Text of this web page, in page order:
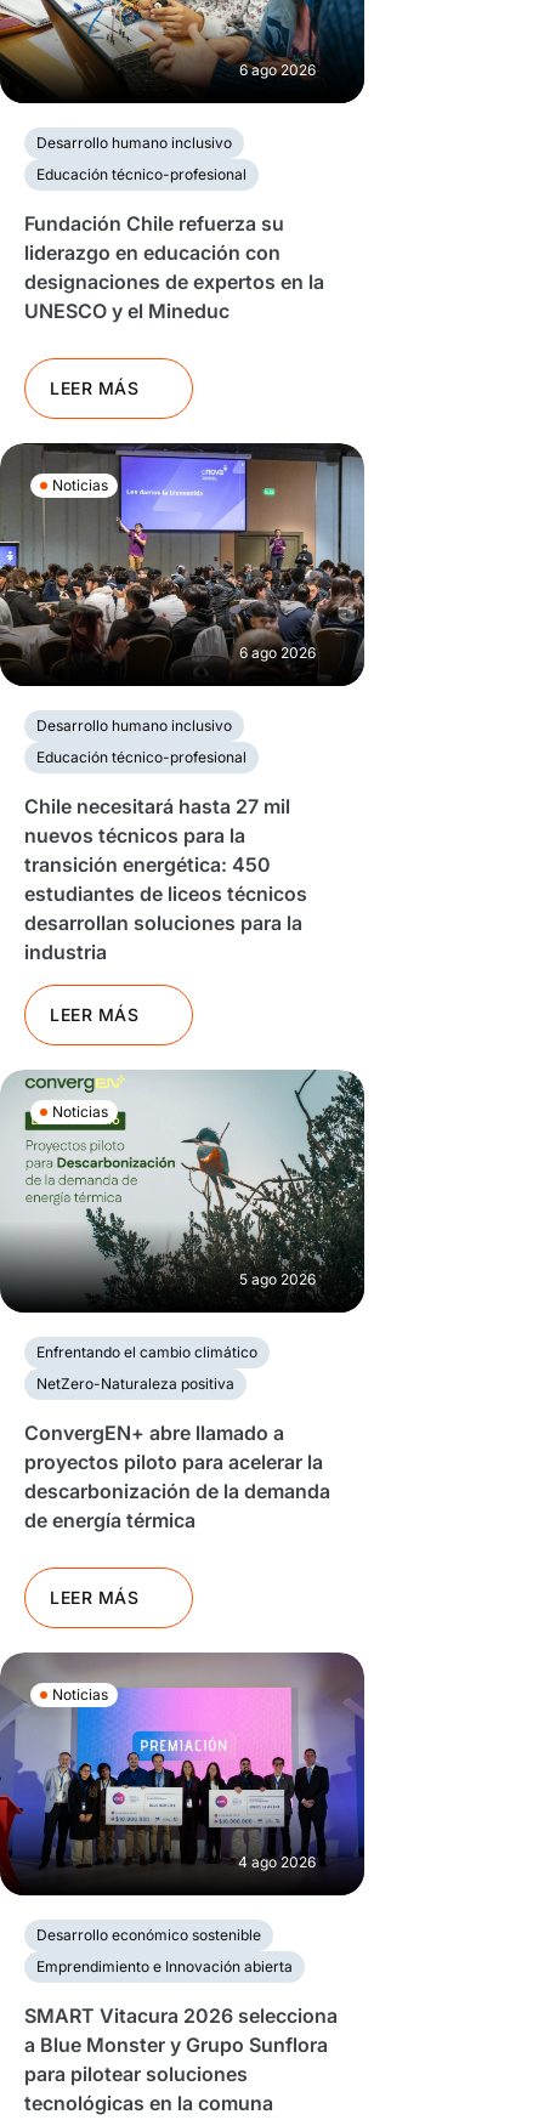
6 ago 2026
Desarrollo humano inclusivo
Educación técnico-profesional
Fundación Chile refuerza su
liderazgo en educación con
designaciones de expertos en la
UNESCO y el Mineduc
LEER MÁS
Noticias
6 ago 2026
Desarrollo humano inclusivo
Educación técnico-profesional
Chile necesitará hasta 27 mil
nuevos técnicos para la
transición energética: 450
estudiantes de liceos técnicos
desarrollan soluciones para la
industria
LEER MÁS
Noticias
5 ago 2026
Enfrentando el cambio climático
NetZero-Naturaleza positiva
ConvergEN+ abre llamado a
proyectos piloto para acelerar la
descarbonización de la demanda
de energía térmica
LEER MÁS
Noticias
4 ago 2026
Desarrollo económico sostenible
Emprendimiento e Innovación abierta
SMART Vitacura 2026 selecciona
a Blue Monster y Grupo Sunflora
para pilotear soluciones
tecnológicas en la comuna